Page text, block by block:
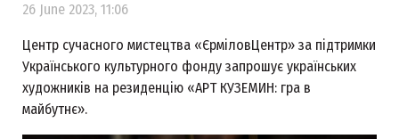
26 June 2023, 11:06
Центр сучасного мистецтва «ЄрміловЦентр» за підтримки
Українського культурного фонду запрошує українських
художників на резиденцію «АРТ КУЗЕМИН: гра в
майбутнє».